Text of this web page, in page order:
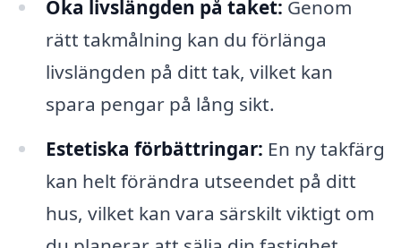
Öka livslängden på taket: Genom
rätt takmålning kan du förlänga
livslängden på ditt tak, vilket kan
spara pengar på lång sikt.
Estetiska förbättringar: En ny takfärg
kan helt förändra utseendet på ditt
hus, vilket kan vara särskilt viktigt om